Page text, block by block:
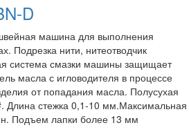
D
машина для выполнения
Подрезка нити, нитеотводчик
система смазки машины защищает
масла с игловодителя в процессе
от попадания масла. Полусухая
Длина стежка 0,1-10 мм.Максимальная
Подъем лапки более 13 мм